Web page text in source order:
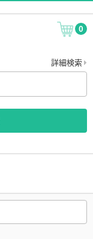
0
詳細検索